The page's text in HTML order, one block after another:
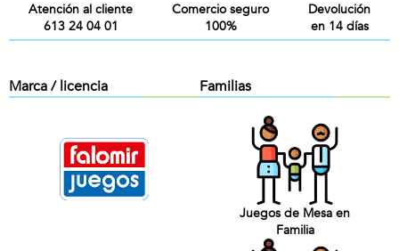
Atención al cliente
613 24 04 01
Comercio seguro
100%
Devolución
en 14 días
Marca / licencia Familias
Juegos de Mesa en
Familia